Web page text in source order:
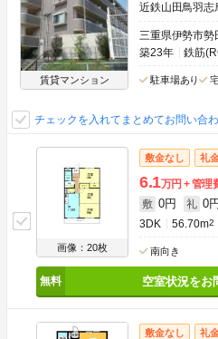
賃貸マンション
近鉄山田鳥羽志
三重県伊勢市勢
築23年
鉄筋
駐車場あり
チェックを入れてまとめてお問い合
画像：20枚
敷金なし 礼
6.1万円 管理
敷 0円 礼 0円
3DK 56.70m2
南向き
空室状況をお
敷金なし 礼